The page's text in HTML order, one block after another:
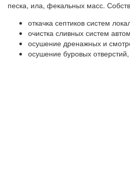
песка, ила, фекальных масс.
откачка септиков систем
очистка сливных систем
осушение дренажных и
осушение буровых